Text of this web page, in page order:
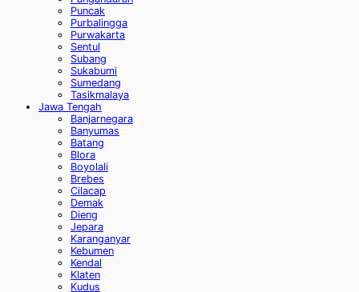
Puncak
Purbalingga
Purwakarta
Sentul
Subang
Sukabumi
Sumedang
Tasikmalaya
Jawa Tengah
Banjarnegara
Banyumas
Batang
Blora
Boyolali
Brebes
Cilacap
Demak
Dieng
Jepara
Karanganyar
Kebumen
Kendal
Klaten
Kudus